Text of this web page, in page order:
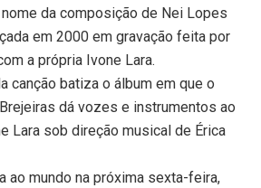
da composição de Nei Lopes
em 2000 em gravação feita por
a própria Ivone Lara.
canção batiza o álbum em que o
dá vozes e instrumentos ao
Lara sob direção musical de Érica
ao mundo na próxima sexta-feira,